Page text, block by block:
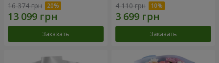
16 374 грн
Заказать
4 110 грн
Заказать